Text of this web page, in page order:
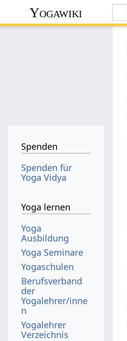
Yogawiki
Spenden
Spenden für
Yoga Vidya
Yoga lernen
Yoga
Ausbildung
Yoga Seminare
Yogaschulen
Berufsverband
der
Yogalehrer/inne
n
Yogalehrer
Verzeichnis